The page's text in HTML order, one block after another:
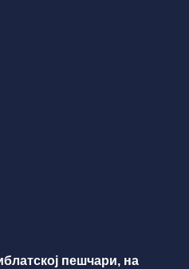
пешчари, на